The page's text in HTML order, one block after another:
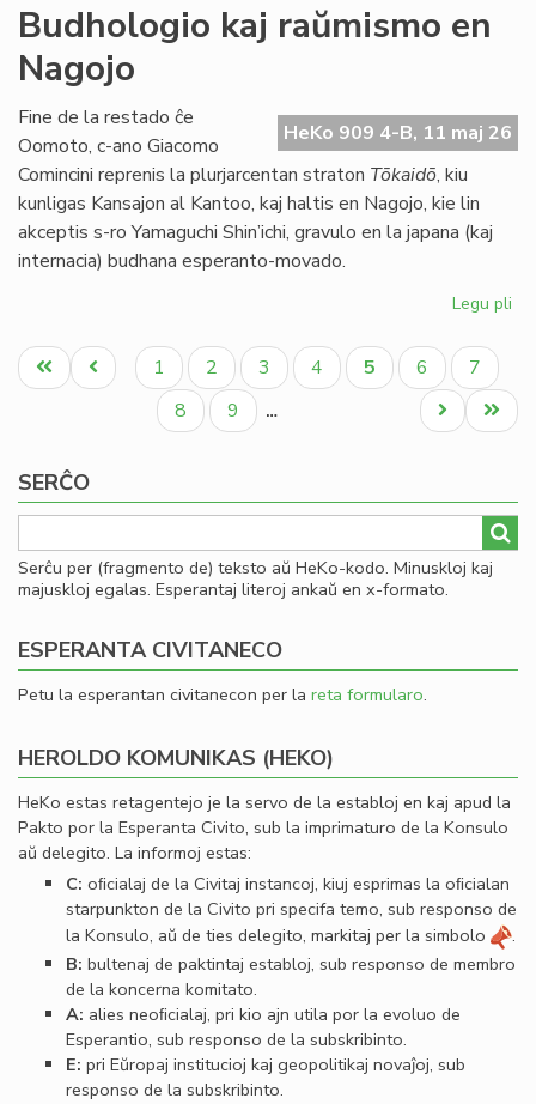
la
Budhologio kaj raŭmismo en
Nagojo
HeKo 909 4-B, 11 maj 26
Fine de la restado ĉe
Oomoto, c-ano Giacomo
Comincini reprenis la plurjarcentan straton Tōkaidō, kiu
kunligas Kansajon al Kantoo, kaj haltis en Nagojo, kie lin
akceptis s-ro Yamaguchi Shin’ichi, gravulo en la japana (kaj
internacia) budhana esperanto-movado.
Legu pli
en
Pagination
Unua
paĝo
Antaŭa
paĝo
Paĝo
1 Paĝo
2 Paĝo
3 Paĝo
4
Aktuala
paĝo
5 Paĝo
6 Paĝo
7
Paĝo
8 Paĝo
9 …
Last
page
Next
page
SERĈO
Serĉu per (fragmento de) teksto aŭ HeKo-kodo. Minuskloj kaj
majuskloj egalas. Esperantaj literoj ankaŭ en x-formato.
ESPERANTA CIVITANECO
Petu la esperantan civitanecon per la reta formularo.
HEROLDO KOMUNIKAS (HEKO)
HeKo estas retagentejo je la servo de la establoj en kaj apud la
Pakto por la Esperanta Civito, sub la imprimaturo de la Konsulo
aŭ delegito. La informoj estas:
C: oﬁcialaj de la Civitaj instancoj, kiuj esprimas la oﬁcialan
starpunkton de la Civito pri specifa temo, sub responso de
la Konsulo, aŭ de ties delegito, markitaj per la simbolo
.
B: bultenaj de paktintaj establoj, sub responso de membro
de la koncerna komitato.
A: alies neoﬁcialaj, pri kio ajn utila por la evoluo de
Esperantio, sub responso de la subskribinto.
E: pri Eŭropaj institucioj kaj geopolitikaj novaĵoj, sub
responso de la subskribinto.